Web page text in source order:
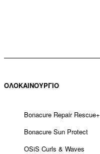
ΟΛΟΚΑΙΝΟΥΡΓΙΟ
Bonacure Repair Rescue+
Bonacure Sun Protect
OSiS Curls & Waves